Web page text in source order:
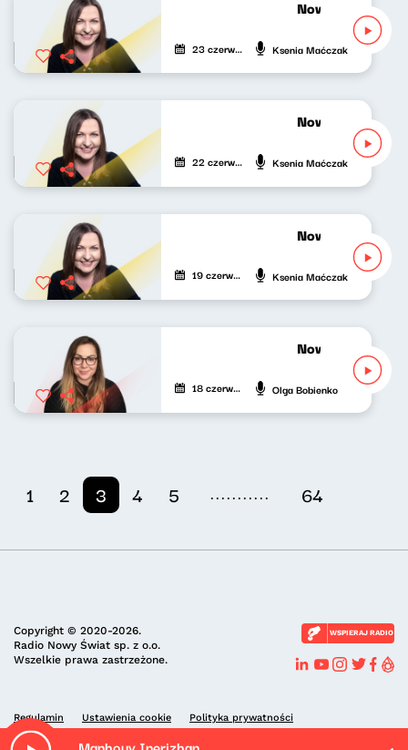
Nowy Świat po
23 czerwca 2026 Ksenia Maćczak
Nowy Świat po
22 czerwca 2026 Ksenia Maćczak
Nowy Świat po
19 czerwca 2026 Ksenia Maćczak
Nowy Świat po
18 czerwca 2026 Olga Bobienko
1 2 3 4 5 ........... 64
Copyright © 2020-2026.
Radio Nowy Świat sp. z o.o.
Wszelkie prawa zastrzeżone.
WSPIERAJ RADIO
Regulamin Ustawienia cookie Polityka prywatności